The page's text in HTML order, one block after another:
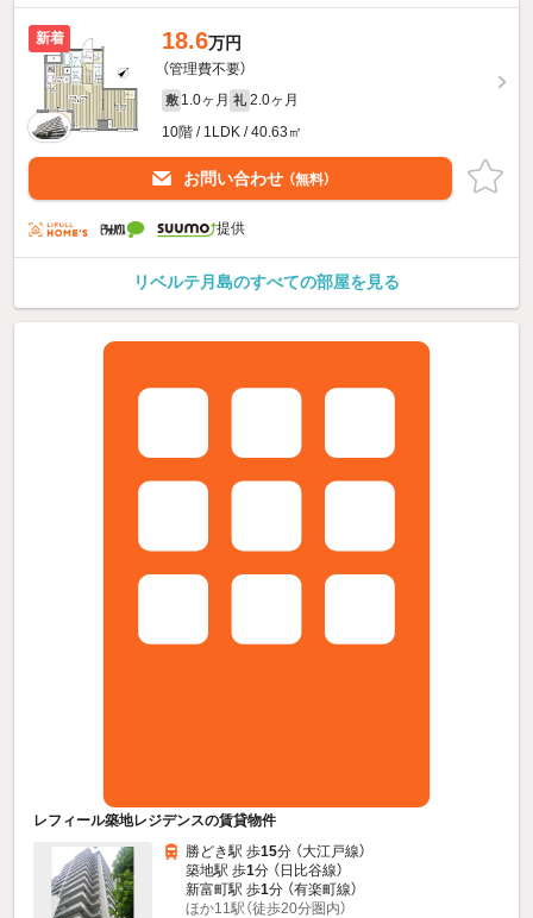
新着 18.6万円
（管理費不要）
敷 1.0ヶ月 礼 2.0ヶ月
10階 / 1LDK / 40.63㎡
お問い合わせ （無料）
提供
リベルテ月島のすべての部屋を見る
レフィール築地レジデンスの賃貸物件
勝どき駅 歩15分 （大江戸線）
築地駅 歩1分 （日比谷線）
新富町駅 歩1分 （有楽町線）
ほか11駅（徒歩20分圏内）